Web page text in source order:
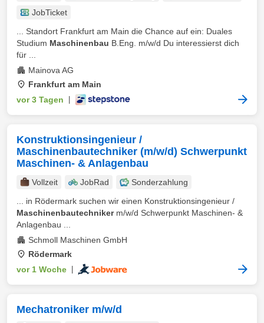
JobTicket
... Standort Frankfurt am Main die Chance auf ein: Duales
Studium Maschinenbau B.Eng. m/w/d Du interessierst dich
für ...
Mainova AG
Frankfurt am Main
vor 3 Tagen
Konstruktionsingenieur /
Maschinenbautechniker (m/w/d) Schwerpunkt
Maschinen- & Anlagenbau
Vollzeit JobRad
Sonderzahlung
... in Rödermark suchen wir einen Konstruktionsingenieur /
Maschinenbautechnikerm/w/d Schwerpunkt Maschinen- &
Anlagenbau ...
Schmoll Maschinen GmbH
Rödermark
vor 1 Woche
Mechatroniker m/w/d